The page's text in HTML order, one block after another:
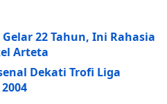
22 Tahun, Ini Rahasia
Arteta
Dekati Trofi Liga